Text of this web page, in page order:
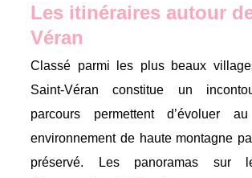
Les itinéraires autour
Véran
Classé parmi les plus beaux
Saint-Véran constitue un
parcours permettent d’évoluer
environnement de haute montagne
préservé.
Les panoramas sur